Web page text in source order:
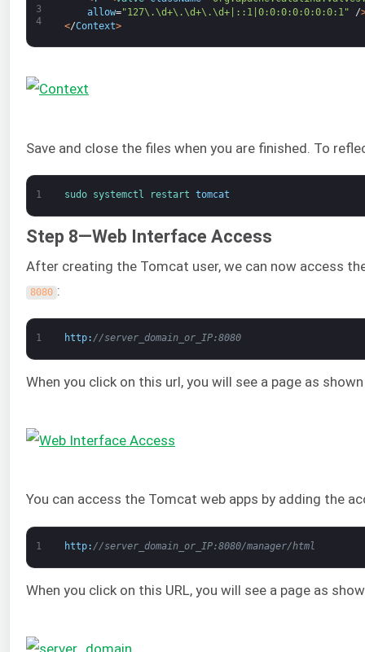
3
4
allow="127\.\d+\.\d+\.\d+|::1|0:0:0:0:0:0:0:1" /
</Context>
Save and close the files when you are finished. To
1 sudo systemctl restart tomcat
Step 8—Web Interface Access
After creating the Tomcat user, we can now access
8080 :
1 http: //server_domain_or_IP:8080
When you click on this url, you will see a page as
You can access the Tomcat web apps by adding the
1 http: //server_domain_or_IP:8080/manager/html
When you click on this URL, you will see a page as